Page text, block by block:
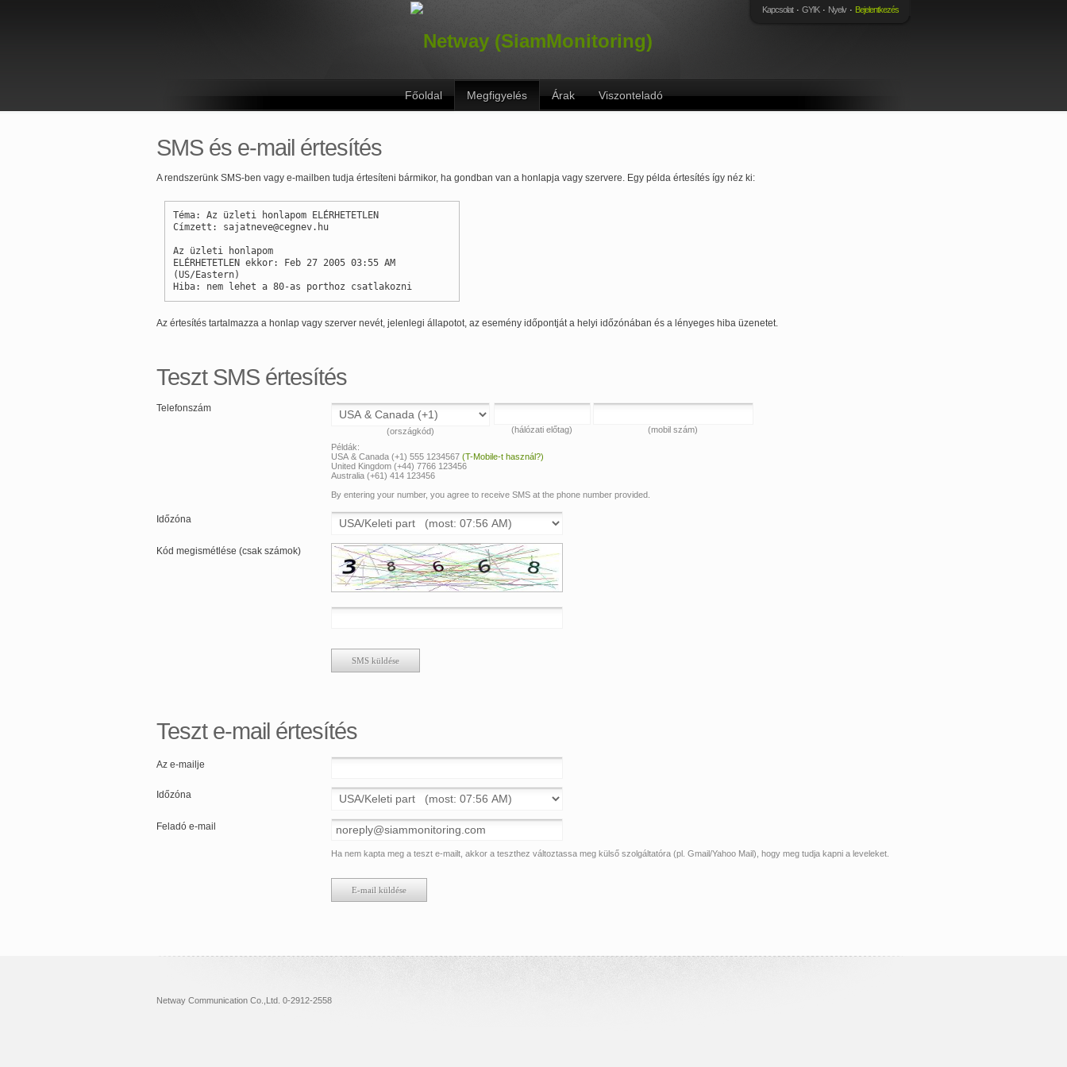
Kapcsolat GYIK Nyelv Bejelentkezés
Főoldal Megfigyelés Árak Viszonteladó
SMS és e-mail értesítés
A rendszerünk SMS-ben vagy e-mailben tudja értesíteni bármikor, ha gondban van a honlapja vagy szervere. Egy példa értesítés így néz ki:
Téma: Az üzleti honlapom ELÉRHETETLEN
Címzett: sajatneve@cegnev.hu
Az üzleti honlapom
ELÉRHETETLEN ekkor: Feb 27 2005 03:55 AM
(US/Eastern)
Hiba: nem lehet a 80-as porthoz csatlakozni
Az értesítés tartalmazza a honlap vagy szerver nevét, jelenlegi állapotot, az esemény időpontját a helyi időzónában és a lényeges hiba üzenetet.
Teszt SMS értesítés
Telefonszám
(országkód) (hálózati előtag)
(mobil szám)
Példák:
USA & Canada (+1) 555 1234567 (T-Mobile-t használ?)
United Kingdom (+44) 7766 123456
Australia (+61) 414 123456
By entering your number, you agree to receive SMS at the phone number provided.
Időzóna
Kód megismétlése (csak számok)
Teszt e-mail értesítés
Az e-mailje
Időzóna
Feladó e-mail
Ha nem kapta meg a teszt e-mailt, akkor a teszthez változtassa meg külső szolgáltatóra (pl. Gmail/Yahoo Mail), hogy meg tudja kapni a leveleket.
Netway Communication Co.,Ltd. 0-2912-2558